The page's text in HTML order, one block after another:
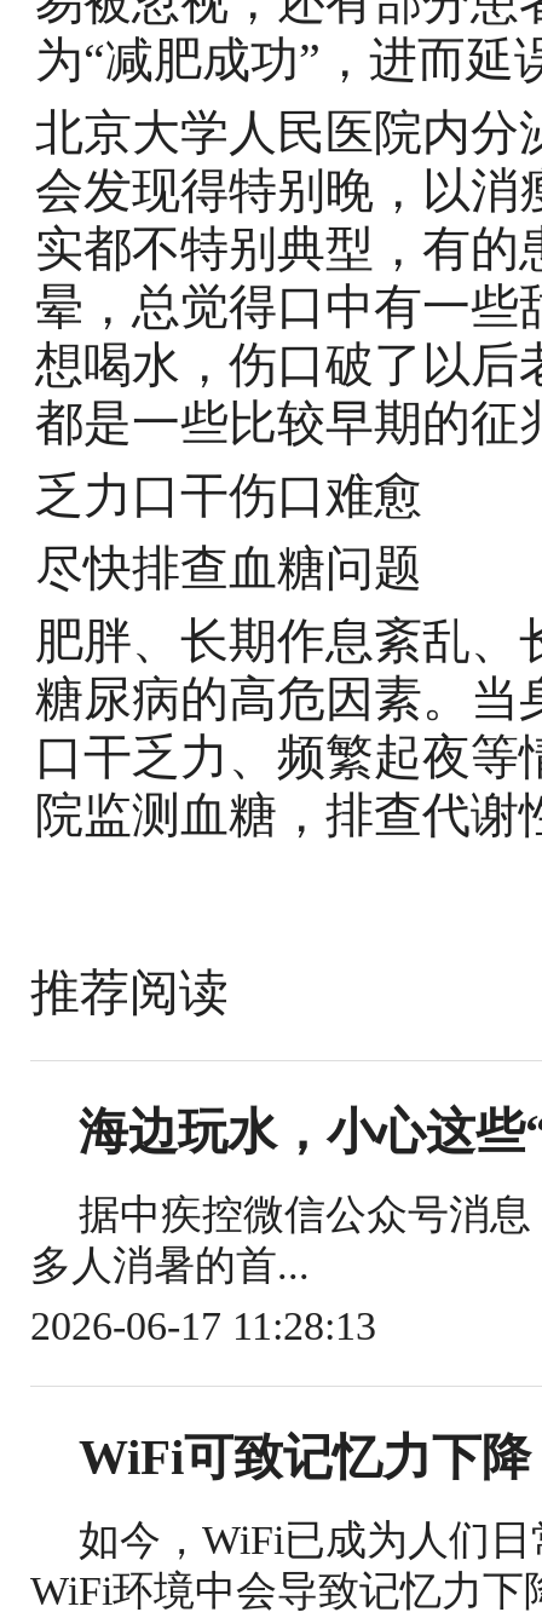
为“减肥成功”，进而延
北京大学人民医院内分
会发现得特别晚，以消
实都不特别典型，有
晕，总觉得口中有一些
想喝水，伤口破了以后
都是一些比较早期的征
乏力口干伤口难愈
尽快排查血糖问题
肥胖、长期作息紊乱、
糖尿病的高危因素。当
口干乏力、频繁起夜
院监测血糖，排查代谢
推荐阅读
海边玩水，小心这些
据中疾控微信公众号消
多人消暑的首...
2026-06-17 11:28:13
WiFi可致记忆力下降
如今，WiFi已成为人们
WiFi环境中会导致记忆力